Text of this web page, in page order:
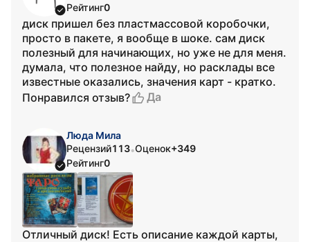
Рейтинг0
диск пришел без пластмассовой коробочки,
просто в пакете, я вообще в шоке. сам диск
полезный для начинающих, но уже не для меня.
думала, что полезное найду, но расклады все
известные оказались, значения карт - кратко.
Понравился отзыв?
Да
Люда Мила
Рецензий113•Оценок+349
Рейтинг0
Отличный диск! Есть описание каждой карты,